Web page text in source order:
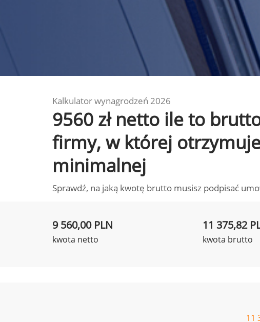
Kalkulator wynagrodzeń 2026
9560 zł netto ile to
firmy, w której
minimalnej
Sprawdź, na jaką kwotę brutto musisz podpisać
9 560,00 PLN
kwota netto
11 375,82
kwota brutto
11